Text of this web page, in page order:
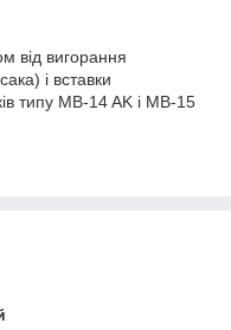
від вигорання
і вставки
типу MB-14 AK і MB-15